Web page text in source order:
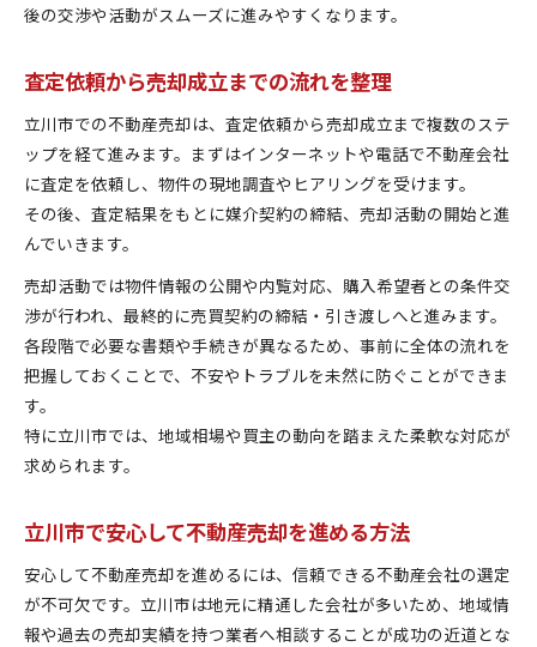
後の交渉や活動がスムーズに進みやすくなります。
査定依頼から売却成立までの流れを整理
立川市での不動産売却は、査定依頼から売却成立まで複数のステ
ップを経て進みます。まずはインターネットや電話で不動産会社
に査定を依頼し、物件の現地調査やヒアリングを受けます。
その後、査定結果をもとに媒介契約の締結、売却活動の開始と進
んでいきます。
売却活動では物件情報の公開や内覧対応、購入希望者との条件交
渉が行われ、最終的に売買契約の締結・引き渡しへと進みます。
各段階で必要な書類や手続きが異なるため、事前に全体の流れを
把握しておくことで、不安やトラブルを未然に防ぐことができま
す。
特に立川市では、地域相場や買主の動向を踏まえた柔軟な対応が
求められます。
立川市で安心して不動産売却を進める方法
安心して不動産売却を進めるには、信頼できる不動産会社の選定
が不可欠です。立川市は地元に精通した会社が多いため、地域情
報や過去の売却実績を持つ業者へ相談することが成功の近道とな